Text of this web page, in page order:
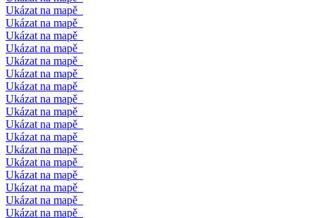
Ukázat na mapě
Ukázat na mapě
Ukázat na mapě
Ukázat na mapě
Ukázat na mapě
Ukázat na mapě
Ukázat na mapě
Ukázat na mapě
Ukázat na mapě
Ukázat na mapě
Ukázat na mapě
Ukázat na mapě
Ukázat na mapě
Ukázat na mapě
Ukázat na mapě
Ukázat na mapě
Ukázat na mapě